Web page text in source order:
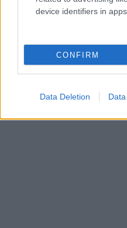
device identifiers in apps.
CONFIRM
Data Deletion
γιορτάσει τα